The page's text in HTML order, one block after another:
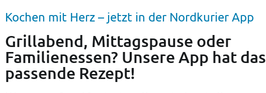
Kochen mit Herz – jetzt in der Nordkurier App
Grillabend, Mittagspause oder
Familienessen? Unsere App hat das
passende Rezept!